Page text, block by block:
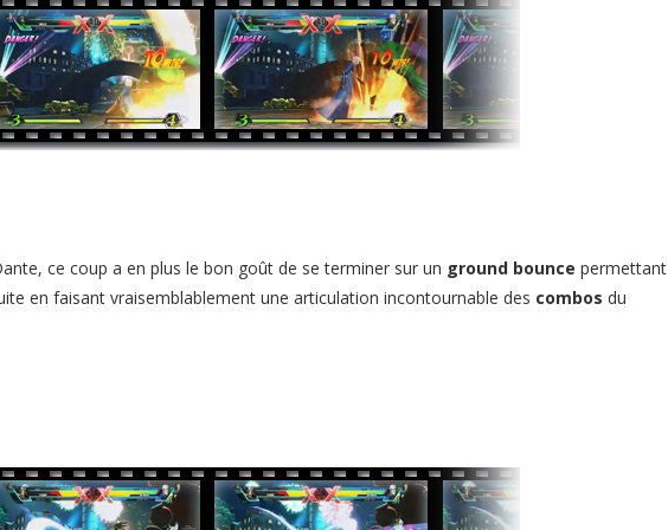
ce coup a en plus le bon goût de se terminer sur un ground bounce permettant
en faisant vraisemblablement une articulation incontournable des combos du